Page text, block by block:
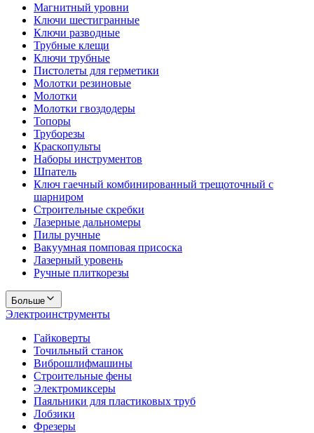
Магнитный уровни
Ключи шестигранные
Ключи разводные
Трубные клещи
Ключи трубные
Пистолеты для герметики
Молотки резиновые
Молотки
Молотки гвоздодеры
Топоры
Труборезы
Краскопульты
Наборы инструментов
Шпатель
Ключ гаечный комбинированный трещоточный с
шарниром
Строительные скребки
Лазерные дальномеры
Пилы ручные
Вакуумная помповая присоска
Лазерный уровень
Ручные плиткорезы
Больше
Электроинструменты
Гайковерты
Точильный станок
Виброшлифмашины
Строительные фены
Электромиксеры
Паяльники для пластиковых труб
Лобзики
Фрезеры